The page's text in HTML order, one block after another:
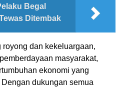
Begal
Ditembak
royong dan kekeluargaan,
masyarakat,
ekonomi yang
dukungan semua